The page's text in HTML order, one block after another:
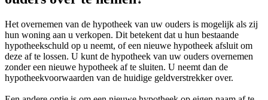
Het overnemen van de hypotheek van uw ouders is mogelijk als zij
hun woning aan u verkopen. Dit betekent dat u hun bestaande
hypotheekschuld op u neemt, of een nieuwe hypotheek afsluit om
deze af te lossen. U kunt de hypotheek van uw ouders overnemen
zonder een nieuwe hypotheek af te sluiten. U neemt dan de
hypotheekvoorwaarden van de huidige geldverstrekker over.